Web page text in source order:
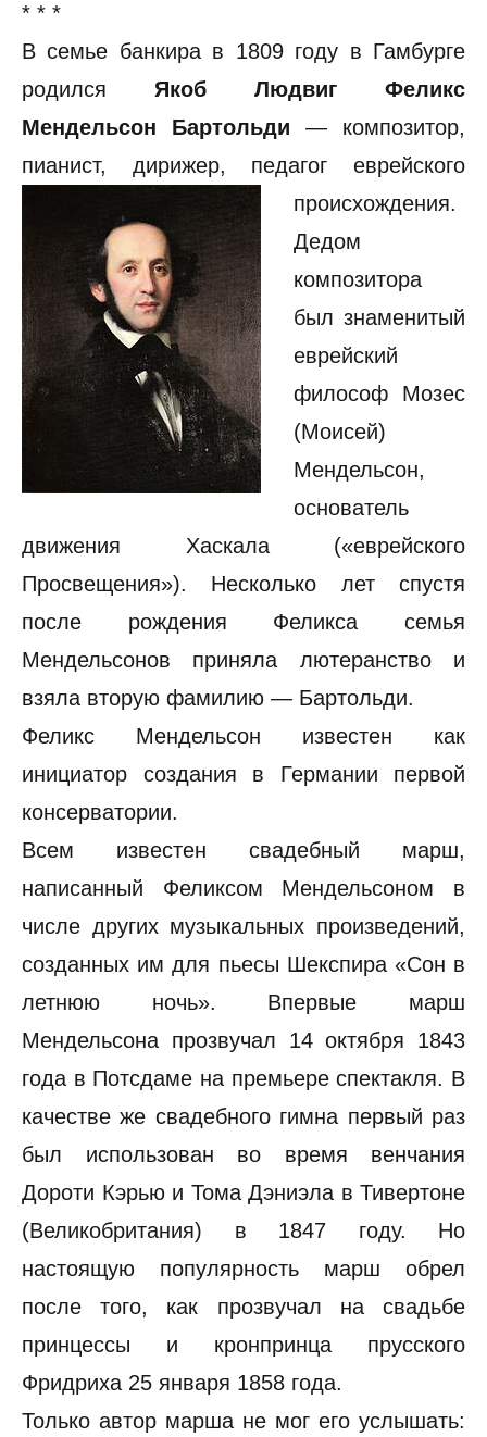
* * *
В семье банкира в 1809 году в Гамбурге
родился Якоб Людвиг Феликс
Мендельсон Бартольди — композитор,
пианист, дирижер, педагог еврейского
происхождения.
Дедом
композитора
был знаменитый
еврейский
философ Мозес
(Моисей)
Мендельсон,
основатель
движения Хаскала («еврейского
Просвещения»). Несколько лет спустя
после рождения Феликса семья
Мендельсонов приняла лютеранство и
взяла вторую фамилию — Бартольди.
Феликс Мендельсон известен как
инициатор создания в Германии первой
консерватории.
Всем известен свадебный марш,
написанный Феликсом Мендельсоном в
числе других музыкальных произведений,
созданных им для пьесы Шекспира «Сон в
летнюю ночь». Впервые марш
Мендельсона прозвучал 14 октября 1843
года в Потсдаме на премьере спектакля. В
качестве же свадебного гимна первый раз
был использован во время венчания
Дороти Кэрью и Тома Дэниэла в Тивертоне
(Великобритания) в 1847 году. Но
настоящую популярность марш обрел
после того, как прозвучал на свадьбе
принцессы и кронпринца прусского
Фридриха 25 января 1858 года.
Только автор марша не мог его услышать: